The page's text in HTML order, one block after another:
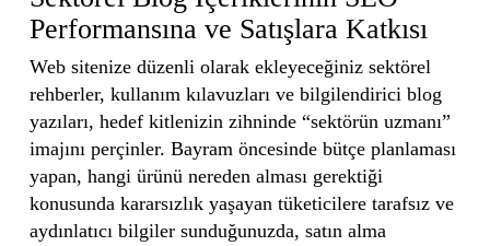
Performansına ve Satışlara Katkısı
Web sitenize düzenli olarak ekleyeceğiniz sektörel
rehberler, kullanım kılavuzları ve bilgilendirici blog
yazıları, hedef kitlenizin zihninde “sektörün uzmanı”
imajını perçinler. Bayram öncesinde bütçe planlaması
yapan, hangi ürünü nereden alması gerektiği
konusunda kararsızlık yaşayan tüketicilere tarafsız ve
aydınlatıcı bilgiler sunduğunuzda, satın alma